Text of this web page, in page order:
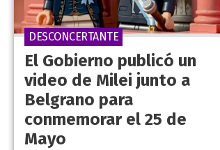
El Gobierno publicó un
video de Milei junto a
Belgrano para
conmemorar el 25 de
Mayo
DESCONCERTANTE